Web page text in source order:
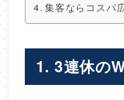
集客ならコスパ
1. 3連休の